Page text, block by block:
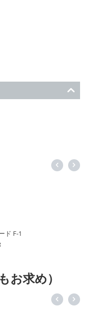
ド F-1
お求め）